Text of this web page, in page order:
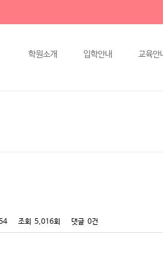
학원소개 입학안내 교육안
조회 5,016회 댓글 0건